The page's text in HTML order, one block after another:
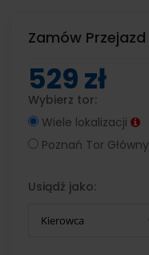
Zamów Przejazd
529 zł
Wybierz tor:
Wiele lokalizacji
Poznań Tor Główny
Usiądź jako:
Kierowca